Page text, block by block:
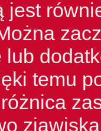
jest
lub
temu